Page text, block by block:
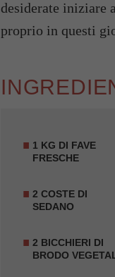
desiderate iniziare
proprio in questi
1 KG DI FAVE
FRESCHE
2 COSTE DI
SEDANO
2 BICCHIERI DI
BRODO